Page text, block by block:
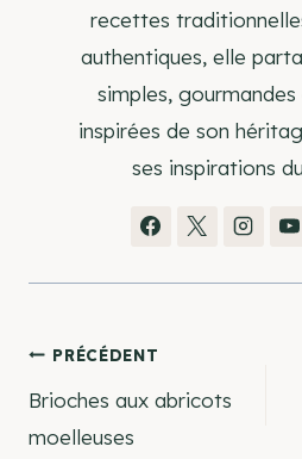
recettes
authentiques, elle
simples,
inspirées de son
ses inspirations
Navigation
de
PRÉCÉDENT
Brioches aux abricots
moelleuses